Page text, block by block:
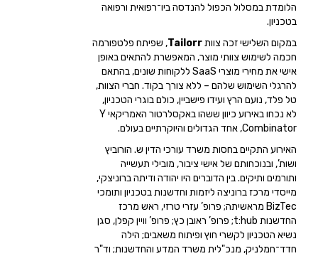
הלומדת במסלול הכפול להנדסה ביו־רפואית ורפואה
בטכניון.
במקום השלישי זכה צוותTailorr, שפיתח פלטפורמה
חכמה לשימוש צוותי מוצר, המאפשרת להתאים באופן
אישי את מחירי מוצרי SaaS ללקוחות שונים, בהתאם
להרגלי השימוש שלהם – ללא צורך בקוד. חברי הצוות,
טל פלד, נועם הרץ ועידו פישביין, כולם בוגרי הטכניון,
לא נכחו באירוע כיוון ששהו באקסלרטור האמריקאי Y
Combinator, אחד הגדולים והיוקרתיים בעולם.
האירוע התקיים בחסות משרד עורכי הדין ש. הורוביץ
ושות’, ובנוכחותם של אישי ציבור, מובילי תעשייה
ותורמים ותיקים. בין הדוברים היו יהודה ודיתה ברוניצקי,
מייסדי מרכז ברוניצה ליזמות וחדשנות בטכניון ותומכי
BizTec מראשיתה; פרופ’ עזרי טרזי, ראש מרכז
החדשנות t:hub; פרופ’ ראובן כץ; פרופ’ וויין קפלן, סגן
נשיא הטכניון לקשרי חוץ ופיתוח משאבים; הילה
חדד־חמלניק, מנכ"לית משרד המדע והחדשנות; וד"ר